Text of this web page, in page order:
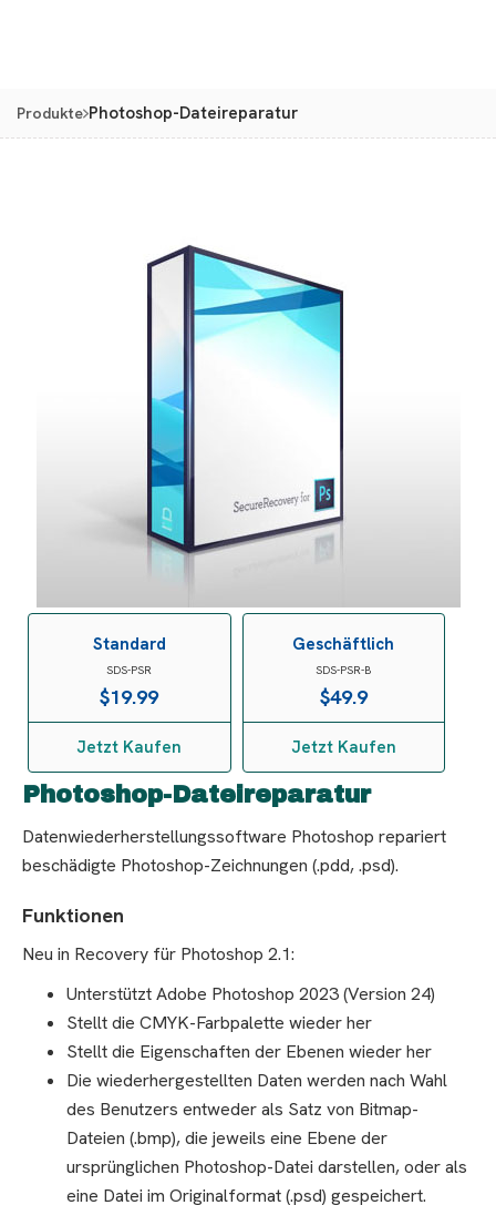
Produkte Photoshop-Dateireparatur
Standard
SDS-PSR
$19.99
Jetzt Kaufen
Geschäftlich
SDS-PSR-B
$49.9
Jetzt Kaufen
Photoshop-Dateireparatur
Datenwiederherstellungssoftware Photoshop repariert
beschädigte Photoshop-Zeichnungen (.pdd, .psd).
Funktionen
Neu in Recovery für Photoshop 2.1:
Unterstützt Adobe Photoshop 2023 (Version 24)
Stellt die CMYK-Farbpalette wieder her
Stellt die Eigenschaften der Ebenen wieder her
Die wiederhergestellten Daten werden nach Wahl
des Benutzers entweder als Satz von Bitmap-
Dateien (.bmp), die jeweils eine Ebene der
ursprünglichen Photoshop-Datei darstellen, oder als
eine Datei im Originalformat (.psd) gespeichert.